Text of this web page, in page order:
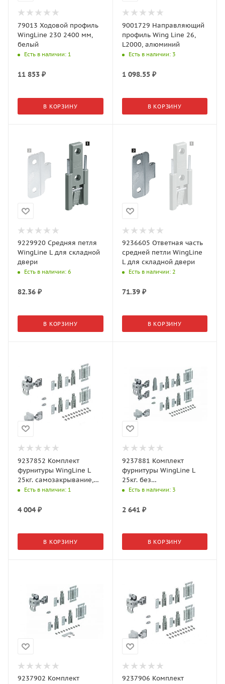
79013 Ходовой профиль
WingLine 230 2400 мм,
белый
Есть в наличии: 1
11 853 ₽
В КОРЗИНУ
9001729 Направляющий
профиль Wing Line 26,
L2000, алюминий
Есть в наличии: 3
1 098.55₽
В КОРЗИНУ
9229920 Средняя петля
WingLine L для складной
двери
Есть в наличии: 6
82.36 ₽
В КОРЗИНУ
9236605 Ответная часть
средней петли WingLine
L для складной двери
Есть в наличии: 2
71.39₽
В КОРЗИНУ
9237852 Комплект
фурнитуры WingLine L
25кг. самозакрывание,
левый
Есть в наличии: 1
4 004₽
В КОРЗИНУ
9237881 Комплект
фурнитуры WingLine L
25кг. без
самозакрывания, правый
Есть в наличии: 3
2 641₽
В КОРЗИНУ
9237902 Комплект
9237906 Комплект